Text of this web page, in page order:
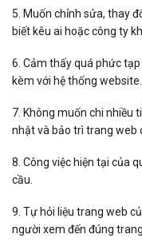
5. Muốn chỉnh sửa, thay
biết kêu ai hoặc công ty
6. Cảm thấy quá phức
kèm với hệ thống website.
7. Không muốn chi nhiều
nhật và bảo trì trang web
8. Công việc hiện tại của
cầu.
9. Tự hỏi liệu trang web
người xem đến đúng